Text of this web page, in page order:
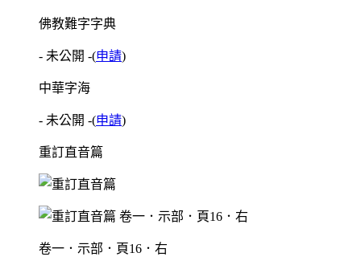
佛教難字字典
- 未公開 -(申請)
中華字海
- 未公開 -(申請)
重訂直音篇
卷一．示部．頁16．右